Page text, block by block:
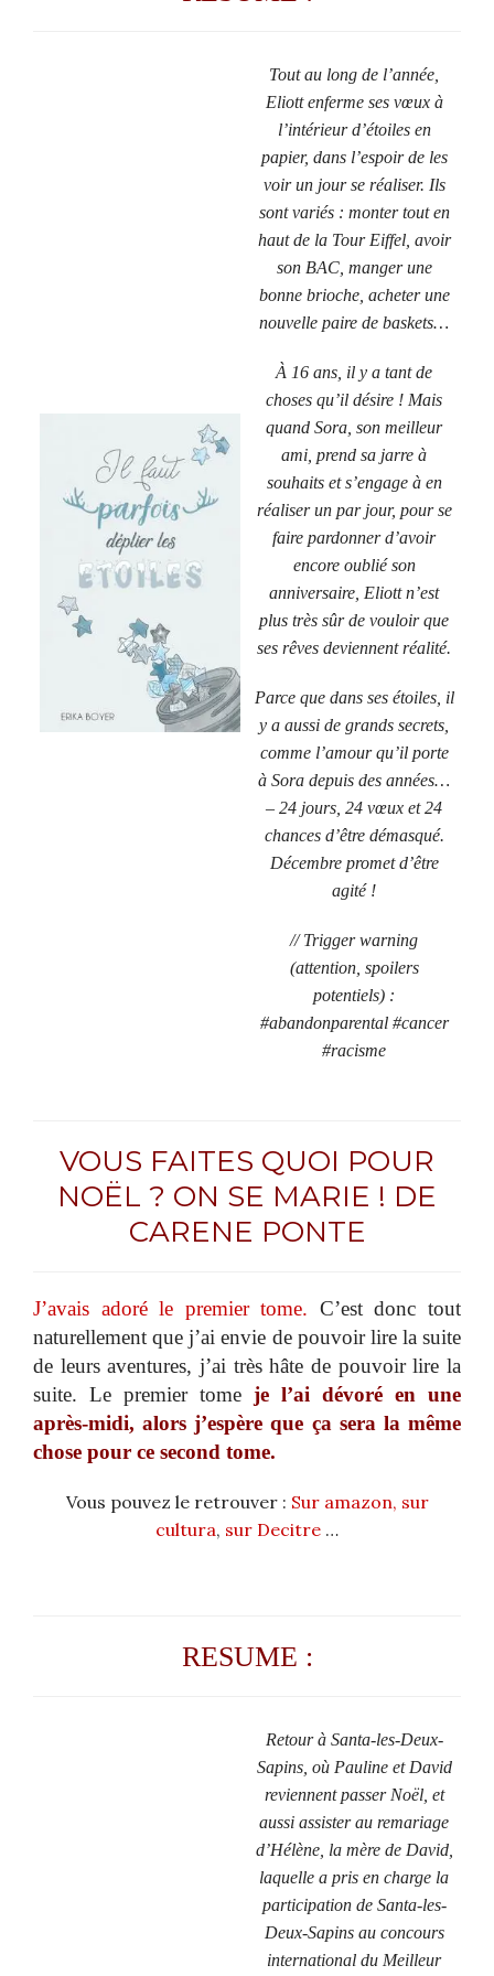
Tout au long de l’année,
Eliott enferme ses vœux à
l’intérieur d’étoiles en
papier, dans l’espoir de les
voir un jour se réaliser. Ils
sont variés : monter tout en
haut de la Tour Eiffel, avoir
son BAC, manger une
bonne brioche, acheter une
nouvelle paire de baskets…
À 16 ans, il y a tant de
choses qu’il désire ! Mais
quand Sora, son meilleur
ami, prend sa jarre à
souhaits et s’engage à en
réaliser un par jour, pour se
faire pardonner d’avoir
encore oublié son
anniversaire, Eliott n’est
plus très sûr de vouloir que
ses rêves deviennent réalité.
Parce que dans ses étoiles, il
y a aussi de grands secrets,
comme l’amour qu’il porte
à Sora depuis des années…
– 24 jours, 24 vœux et 24
chances d’être démasqué.
Décembre promet d’être
agité !
// Trigger warning
(attention, spoilers
potentiels) :
#abandonparental #cancer
#racisme
VOUS FAITES QUOI POUR
NOËL ? ON SE MARIE ! DE
CARENE PONTE
J’avais adoré le premier tome. C’est donc tout
naturellement que j’ai envie de pouvoir lire la suite
de leurs aventures, j’ai très hâte de pouvoir lire la
suite. Le premier tome je l’ai dévoré en une
après-midi, alors j’espère que ça sera la même
chose pour ce second tome.
Vous pouvez le retrouver : Sur amazon, sur
cultura, sur Decitre …
RESUME :
Retour à Santa-les-Deux-
Sapins, où Pauline et David
reviennent passer Noël, et
aussi assister au remariage
d’Hélène, la mère de David,
laquelle a pris en charge la
participation de Santa-les-
Deux-Sapins au concours
international du Meilleur